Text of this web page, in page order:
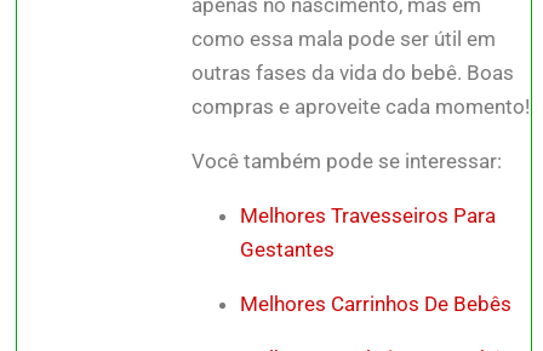
como essa mala pode ser útil em
outras fases da vida do bebê. Boas
compras e aproveite cada momento!
Você também pode se interessar:
Melhores Travesseiros Para
Gestantes
Melhores Carrinhos De Bebês